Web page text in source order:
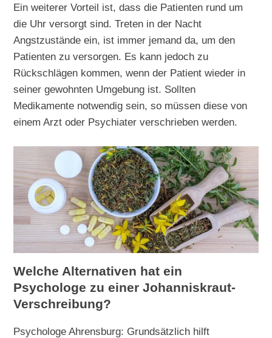
Ein weiterer Vorteil ist, dass die Patienten rund um
die Uhr versorgt sind. Treten in der Nacht
Angstzustände ein, ist immer jemand da, um den
Patienten zu versorgen. Es kann jedoch zu
Rückschlägen kommen, wenn der Patient wieder in
seiner gewohnten Umgebung ist. Sollten
Medikamente notwendig sein, so müssen diese von
einem Arzt oder Psychiater verschrieben werden.
Welche Alternativen hat ein
Psychologe zu einer Johanniskraut-
Verschreibung?
Psychologe Ahrensburg: Grundsätzlich hilft